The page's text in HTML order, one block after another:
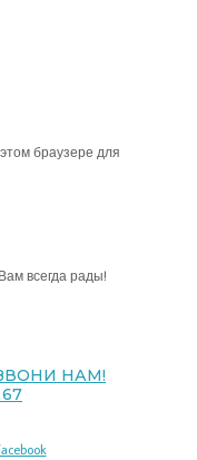
браузере для
всегда рады!
НАМ!